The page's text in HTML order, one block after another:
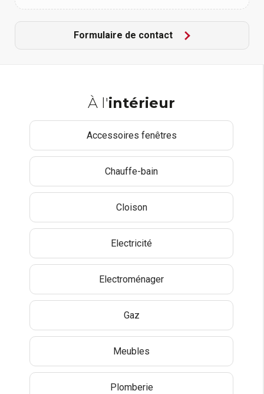
Formulaire de contact
À l'intérieur
Accessoires fenêtres
Chauffe-bain
Cloison
Electricité
Electroménager
Gaz
Meubles
Plomberie